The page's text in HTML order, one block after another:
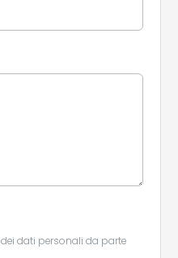
dati personali da parte